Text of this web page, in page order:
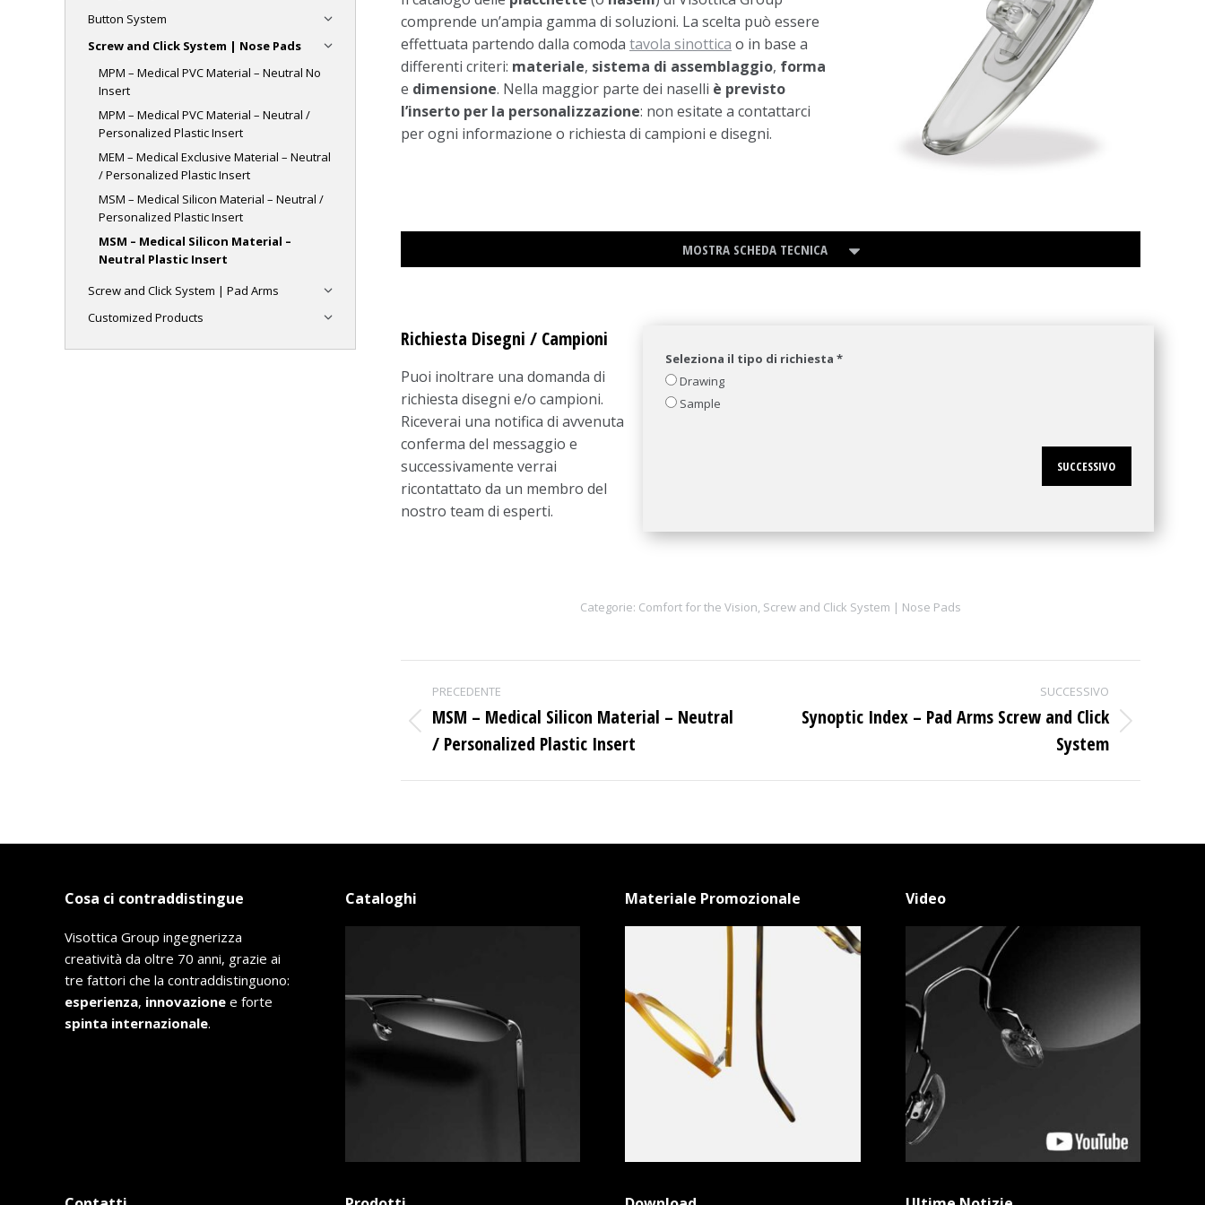
comprende un’ampia gamma di soluzioni. La scelta può essere
effettuata partendo dalla comoda tavola sinottica o in base a
differenti criteri: materiale, sistema di assemblaggio, forma
e dimensione. Nella maggior parte dei naselli è previsto
l’inserto per la personalizzazione: non esitate a contattarci
per ogni informazione o richiesta di campioni e disegni.
MOSTRA SCHEDA TECNICA
Richiesta Disegni / Campioni
Puoi inoltrare una domanda di
richiesta disegni e/o campioni.
Riceverai una notifica di avvenuta
conferma del messaggio e
successivamente verrai
ricontattato da un membro del
nostro team di esperti.
Seleziona il tipo di richiesta *
Drawing
Sample
SUCCESSIVO
Categorie: Comfort for the Vision, Screw and Click System | Nose Pads
Project
navigation
PRECEDENTE
project:
MSM – Medical Silicon Material – Neutral
/ Personalized Plastic Insert
SUCCESSIVO
Next
Synoptic Index – Pad Arms Screw and Click
System
Button System
Screw and Click System | Nose Pads
MPM – Medical PVC Material – Neutral No
Insert
MPM – Medical PVC Material – Neutral /
Personalized Plastic Insert
MEM – Medical Exclusive Material – Neutral
/ Personalized Plastic Insert
MSM – Medical Silicon Material – Neutral /
Personalized Plastic Insert
MSM – Medical Silicon Material –
Neutral Plastic Insert
Screw and Click System | Pad Arms
Customized Products
Cosa ci contraddistingue
Visottica Group ingegnerizza
creatività da oltre 70 anni, grazie ai
tre fattori che la contraddistinguono:
esperienza, innovazione e forte
spinta internazionale.
Cataloghi Materiale Promozionale Video